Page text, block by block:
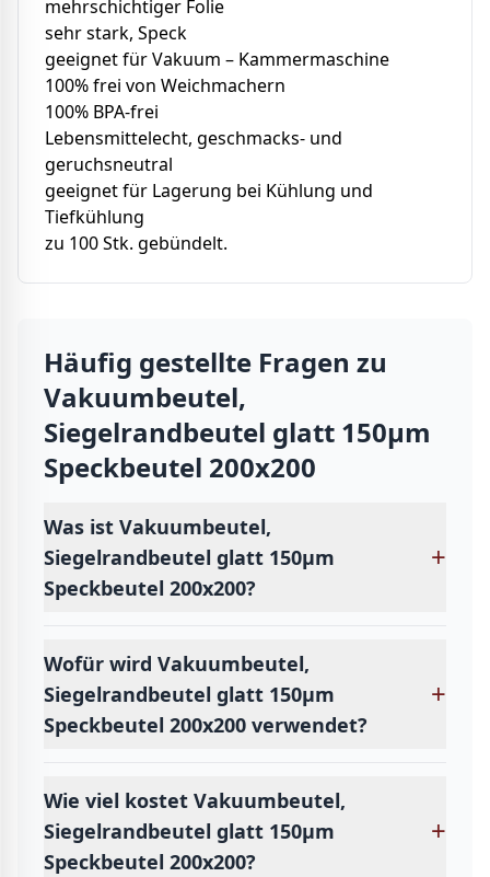
mehrschichtiger Folie
sehr stark, Speck
geeignet für Vakuum – Kammermaschine
100% frei von Weichmachern
100% BPA-frei
Lebensmittelecht, geschmacks- und
geruchsneutral
geeignet für Lagerung bei Kühlung und
Tiefkühlung
zu 100 Stk. gebündelt.
Häufig gestellte Fragen zu
Vakuumbeutel,
Siegelrandbeutel glatt 150µm
Speckbeutel 200x200
Was ist Vakuumbeutel,
Siegelrandbeutel glatt 150µm
Speckbeutel 200x200?
+
Wofür wird Vakuumbeutel,
Siegelrandbeutel glatt 150µm
Speckbeutel 200x200 verwendet?
+
Wie viel kostet Vakuumbeutel,
Siegelrandbeutel glatt 150µm
Speckbeutel 200x200?
+